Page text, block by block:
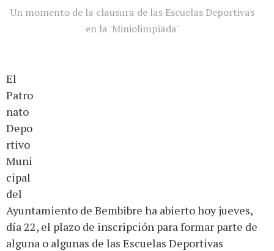
Un momento de la clausura de las Escuelas Deportivas
en la 'Miniolimpiada'
El
Patro
nato
Depo
rtivo
Muni
cipal
del
Ayuntamiento de Bembibre ha abierto hoy jueves,
día 22, el plazo de inscripción para formar parte de
alguna o algunas de las Escuelas Deportivas